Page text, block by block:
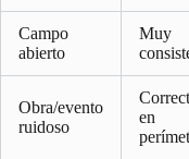
Campo
abierto
Muy
Obra/evento
ruidoso
en